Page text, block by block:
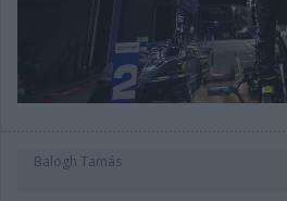
Balogh Tamás